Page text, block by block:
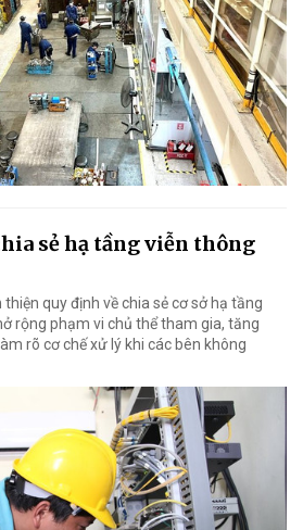
sẻ hạ tầng viễn thông
thiện quy định về chia sẻ cơ sở hạ tầng
rộng phạm vi chủ thể tham gia, tăng
rõ cơ chế xử lý khi các bên không